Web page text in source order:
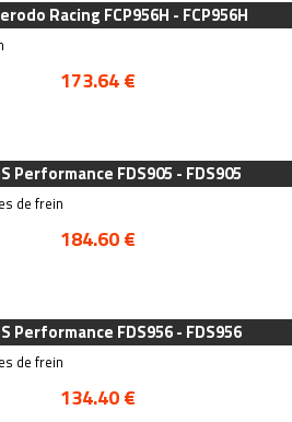
Racing FCP956H - FCP956H
173.64 €
FDS905 - FDS905
de frein
184.60 €
FDS956 - FDS956
de frein
134.40 €